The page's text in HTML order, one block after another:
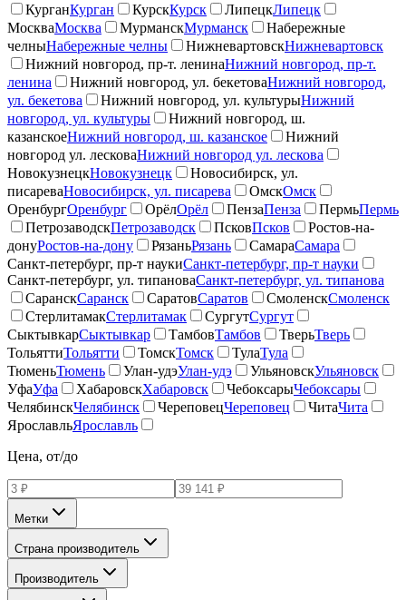
КурганКурган КурскКурск ЛипецкЛипецк
МоскваМосква МурманскМурманск
Набережные
челныНабережные челны НижневартовскНижневартовск
Нижний новгород, пр-т. ленинаНижний новгород, пр-т.
ленина
Нижний новгород, ул. бекетоваНижний новгород,
ул. бекетова
Нижний новгород, ул. культурыНижний
новгород, ул. культуры
Нижний новгород, ш.
казанскоеНижний новгород, ш. казанское
Нижний
новгород ул. лесковаНижний новгород ул. лескова
НовокузнецкНовокузнецк
Новосибирск, ул.
писареваНовосибирск, ул. писарева ОмскОмск
ОренбургОренбург ОрёлОрёл ПензаПенза ПермьПермь
ПетрозаводскПетрозаводск ПсковПсков
Ростов-на-
донуРостов-на-дону РязаньРязань СамараСамара
Санкт-петербург, пр-т наукиСанкт-петербург, пр-т науки
Санкт-петербург, ул. типановаСанкт-петербург, ул. типанова
СаранскСаранск СаратовСаратов СмоленскСмоленск
СтерлитамакСтерлитамак СургутСургут
СыктывкарСыктывкар ТамбовТамбов ТверьТверь
ТольяттиТольятти ТомскТомск ТулаТула
ТюменьТюмень Улан-удэУлан-удэ УльяновскУльяновск
УфаУфа ХабаровскХабаровск ЧебоксарыЧебоксары
ЧелябинскЧелябинск ЧереповецЧереповец ЧитаЧита
ЯрославльЯрославль
Цена, от/до
Метки
Страна производитель
Производитель